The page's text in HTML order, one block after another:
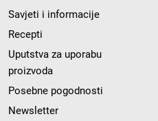
Savjeti i informacije
Recepti
Uputstva za uporabu
proizvoda
Posebne pogodnosti
Newsletter